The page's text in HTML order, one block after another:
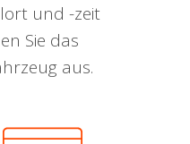
und -zeit
Sie das
aus.